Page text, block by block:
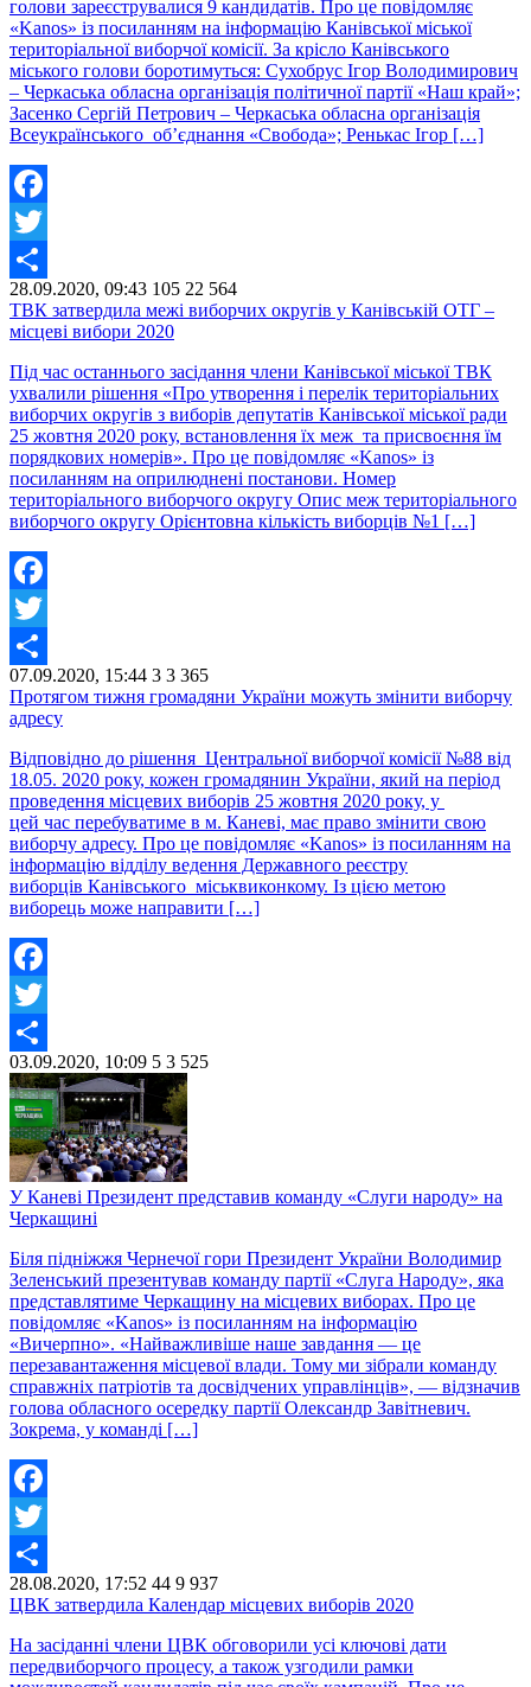
голови зареєструвалися 9 кандидатів. Про це повідомляє
«Kanos» із посиланням на інформацію Канівської міської
територіальної виборчої комісії. За крісло Канівського
міського голови боротимуться: Сухобрус Ігор Володимирович
– Черкаська обласна організація політичної партії «Наш край»;
Засенко Сергій Петрович – Черкаська обласна організація
Всеукраїнського об’єднання «Свобода»; Ренькас Ігор […]
Facebook
Twitter
Share
28.09.2020, 09:43 105 22 564
ТВК затвердила межі виборчих округів у Канівській ОТГ –
місцеві вибори 2020
Під час останнього засідання члени Канівської міської ТВК
ухвалили рішення «Про утворення і перелік територіальних
виборчих округів з виборів депутатів Канівської міської ради
25 жовтня 2020 року, встановлення їх меж та присвоєння їм
порядкових номерів». Про це повідомляє «Kanos» із
посиланням на оприлюднені постанови. Номер
територіального виборчого округу Опис меж територіального
виборчого округу Орієнтовна кількість виборців №1 […]
Facebook
Twitter
Share
07.09.2020, 15:44 3 3 365
Протягом тижня громадяни України можуть змінити виборчу
адресу
Відповідно до рішення Центральної виборчої комісії №88 від
18.05. 2020 року, кожен громадянин України, який на період
проведення місцевих виборів 25 жовтня 2020 року, у
цей час перебуватиме в м. Каневі, має право змінити свою
виборчу адресу. Про це повідомляє «Kanos» із посиланням на
інформацію відділу ведення Державного реєстру
виборців Канівського міськвиконкому. Із цією метою
виборець може направити […]
Facebook
Twitter
Share
03.09.2020, 10:09 5 3 525
У Каневі Президент представив команду «Слуги народу» на
Черкащині
Біля підніжжя Чернечої гори Президент України Володимир
Зеленський презентував команду партії «Слуга Народу», яка
представлятиме Черкащину на місцевих виборах. Про це
повідомляє «Kanos» із посиланням на інформацію
«Вичерпно». «Найважливіше наше завдання — це
перезавантаження місцевої влади. Тому ми зібрали команду
справжніх патріотів та досвідчених управлінців», — відзначив
голова обласного осередку партії Олександр Завітневич.
Зокрема, у команді […]
Facebook
Twitter
Share
28.08.2020, 17:52 44 9 937
ЦВК затвердила Календар місцевих виборів 2020
На засіданні члени ЦВК обговорили усі ключові дати
передвиборчого процесу, а також узгодили рамки